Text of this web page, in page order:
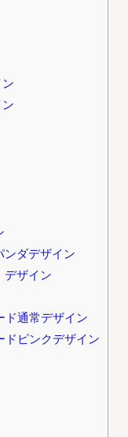
ンダデザイン
デザイン
通常デザイン
ピンクデザイン